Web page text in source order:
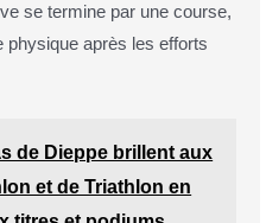
se termine par une course,
physique après les efforts
de Dieppe brillent aux
et de Triathlon en